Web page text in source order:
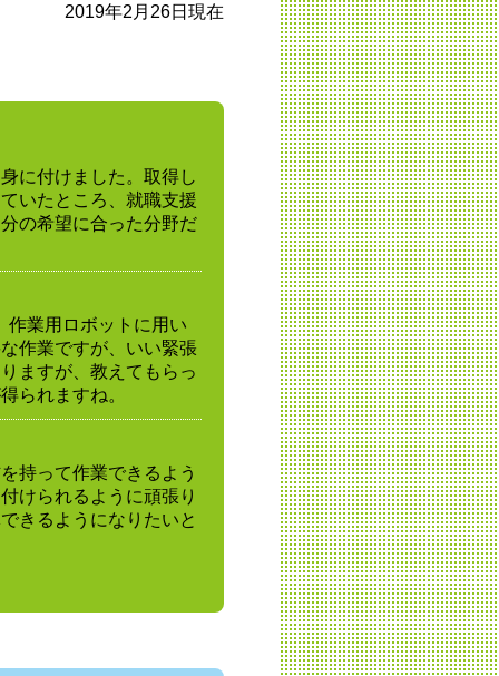
2019年2月26日現在
に付けました。取得し
いたところ、就職支援
の希望に合った分野だ
作業用ロボットに用い
作業ですが、いい緊張
ますが、教えてもらっ
られますね。
持って作業できるよう
けられるように頑張り
きるようになりたいと